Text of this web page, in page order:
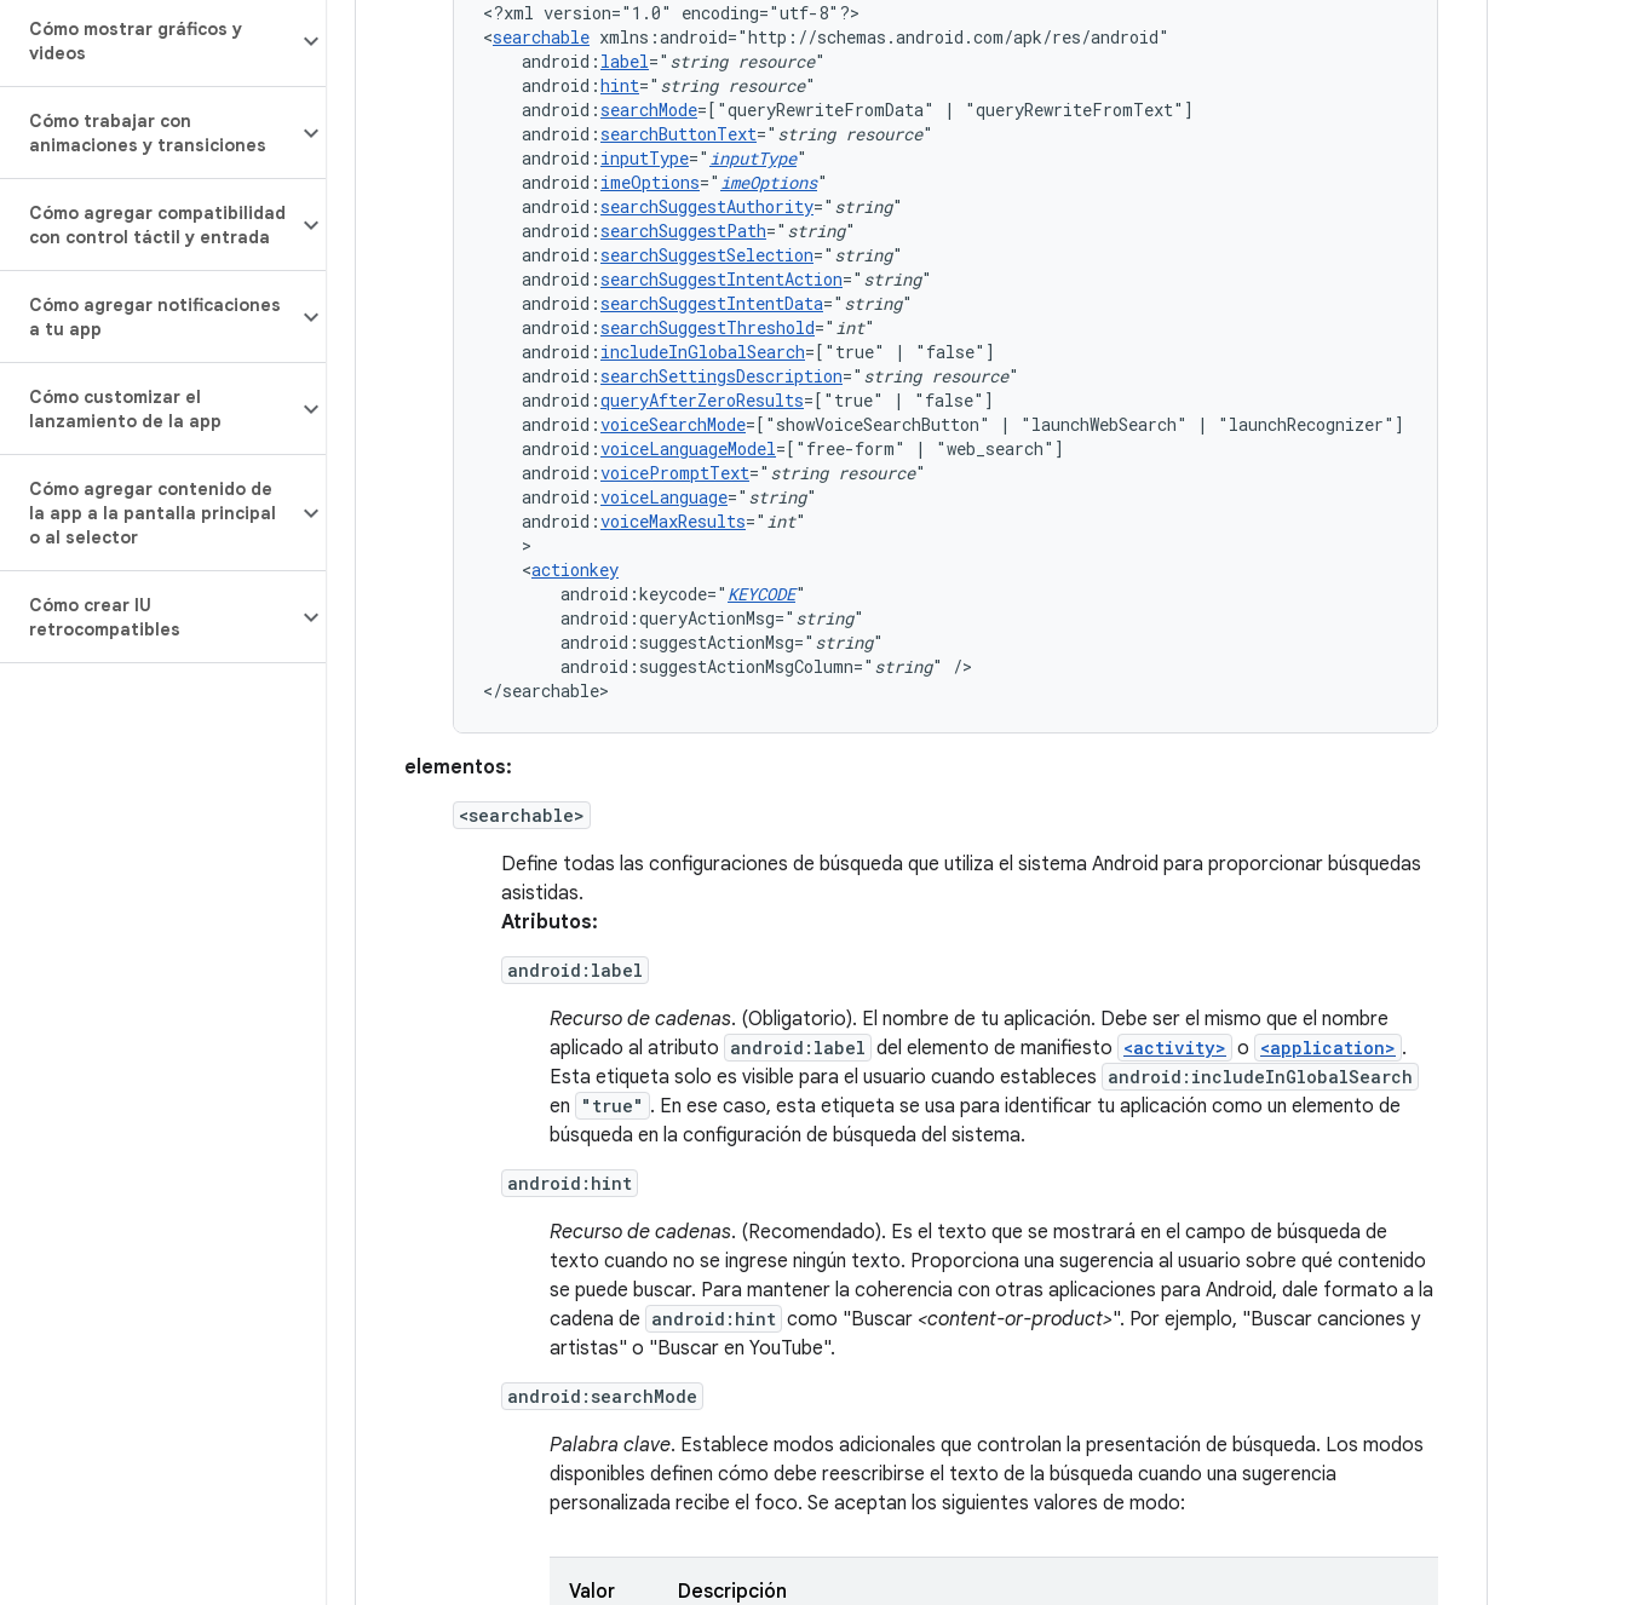
Cómo mostrar gráficos y
videos
Cómo trabajar con
animaciones y transiciones
Cómo agregar compatibilidad
con control táctil y entrada
Cómo agregar notificaciones
a tu app
Cómo customizar el
lanzamiento de la app
Cómo agregar contenido de
la app a la pantalla principal
o al selector
Cómo crear IU
retrocompatibles
<?xml version="1.0"
encoding="utf-8"?>
<searchable
android: label=" string resource
android:hint=" string resource
android:searchMode=["queryRewriteFromData" |
android:searchButtonText=" string resource
android: inputType=" inputType
android: imeOptions=" imeOptions
android:searchSuggestAuthority=" string
android:searchSuggestPath=" string
android:searchSuggestSelection=" string
android:searchSuggestIntentAction=" string
android:searchSuggestIntentData=" string
android:searchSuggestThreshold=" int
android: includeInGlobalSearch=["true" |
android:searchSettingsDescription=" string resource
android:queryAfterZeroResults=["true" |
android:voiceSearchMode=["showVoiceSearchButton" | "launchWebSearch" |
android:voiceLanguageModel=["free-form" |
android:voicePromptText=" string resource
android:voiceLanguage=" string
android:voiceMaxResults=" int
<actionkey
android:keycode=" KEYCODE
android:queryActionMsg=" string
android:suggestActionMsg=" string
android:suggestActionMsgColumn=" string"
/>
</searchable>
elementos:
<searchable>
Define todas las configuraciones de búsqueda que utiliza el sistema Android para proporcionar búsquedas
asistidas.
Atributos:
android:label
Recurso de cadenas. (Obligatorio). El nombre de tu aplicación. Debe ser el mismo que el nombre
aplicado al atributo android:label del elemento de manifiesto <activity> o <application> .
Esta etiqueta solo es visible para el usuario cuando estableces android:includeInGlobalSearch
en "true" . En ese caso, esta etiqueta se usa para identificar tu aplicación como un elemento de
búsqueda en la configuración de búsqueda del sistema.
android:hint
Recurso de cadenas. (Recomendado). Es el texto que se mostrará en el campo de búsqueda de
texto cuando no se ingrese ningún texto. Proporciona una sugerencia al usuario sobre qué contenido
se puede buscar. Para mantener la coherencia con otras aplicaciones para Android, dale formato a la
cadena de android:hint como "Buscar <content-or-product>". Por ejemplo, "Buscar canciones y
artistas" o "Buscar en YouTube".
android:searchMode
Palabra clave. Establece modos adicionales que controlan la presentación de búsqueda. Los modos
disponibles definen cómo debe reescribirse el texto de la búsqueda cuando una sugerencia
personalizada recibe el foco. Se aceptan los siguientes valores de modo:
Valor Descripción